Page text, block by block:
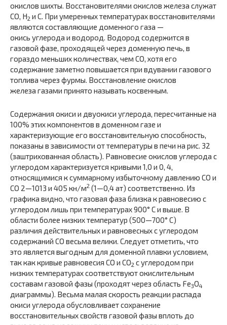
окислов шихты. Восстановителями окислов железа служат
СО, Н2 и С. При умеренных температурах восстановителями
являются составляющие доменного газа —
окись углерода и водород. Водород содержится в
газовой фазе, проходящей через доменную печь, в
гораздо меньших количествах, чем СО, хотя его
содержание заметно повышается при вдувании газового
топлива через фурмы. Восстановление окислов
железа газами принято называть косвенным.
Содержания окиси и двуокиси углерода, пересчитанные на
100% этих компонентов в доменном газе и
характеризующие его восстановительную способность,
показаны в зависимости от температуры в печи на рис. 32
(заштрихованная область). Равновесие окислов углерода с
углеродом характеризуется кривыми 1,0 и 0, 4,
относящимися к суммарному избыточному давлению СО и
СО 2—1013 и 405 кн/м2 (1—0,4 ат) соответственно. Из
графика видно, что газовая фаза близка к равновесию с
углеродом лишь при температурах 900° С и выше. В
области более низких температур (500—700° С)
различия действительных и равновесных с углеродом
содержаний СО весьма велики. Следует отметить, что
это является выгодным для доменной плавки условием,
так как кривые равновесия СО и СO2 с углеродом при
низких температурах соответствуют окислительным
составам газовой фазы (проходят через область Fе3O4
диаграммы). Весьма малая скорость реакции распада
окиси углерода обусловливает сохранение
восстановительных свойств газовой фазы вплоть до